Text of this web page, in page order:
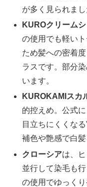
が多く見られまし
KUROクリーム
の使用でも軽い
ため髪への密着
ラスです。部分
います。
KUROKAMIスカ
的控えめ。公式
目立ちにくくな
補色や艶感で白
クローシアは、
並行して染毛も
の使用でゆっく